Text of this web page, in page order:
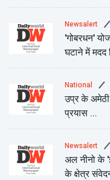
Newsalert
'गोबरधन'
घटाने में मदद
National
उप्र के अमेठी
प्रयास ...
Newsalert
अल नीनो के
के क्षेत्र